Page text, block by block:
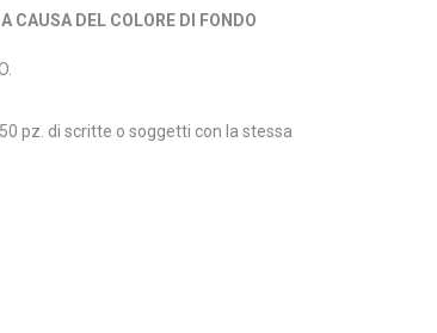
CAUSA DEL COLORE DI FONDO
pz. di scritte o soggetti con la stessa